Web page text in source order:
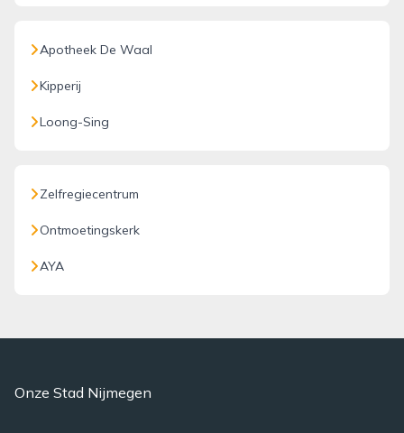
Apotheek De Waal
Kipperij
Loong-Sing
Zelfregiecentrum
Ontmoetingskerk
AYA
Onze Stad Nijmegen